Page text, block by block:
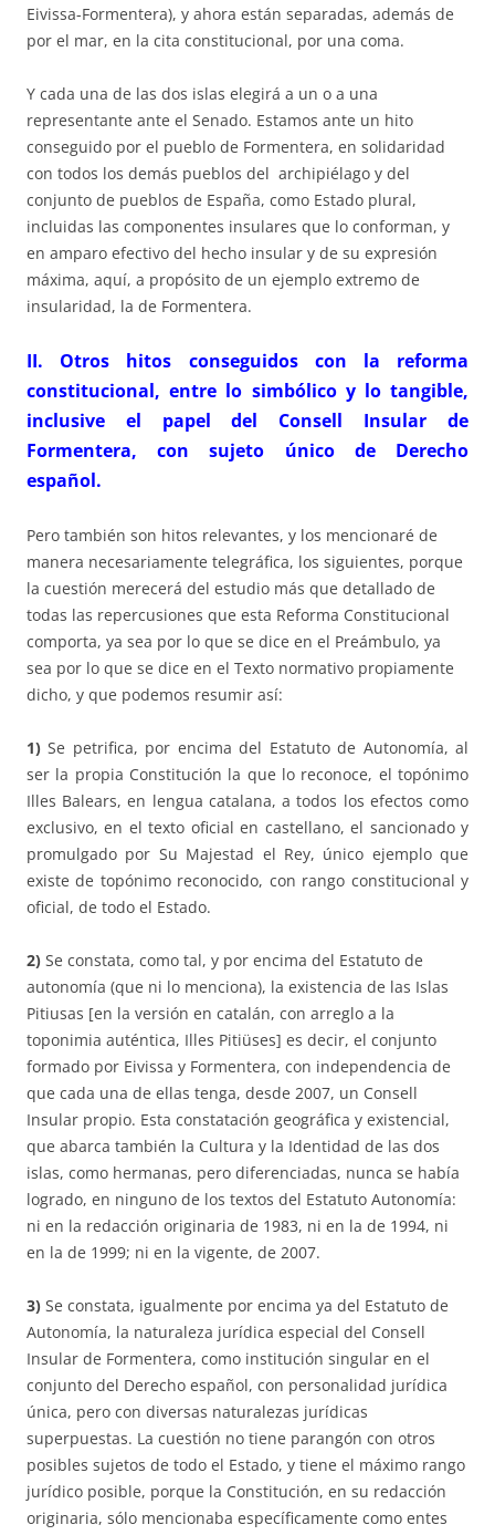
Eivissa-Formentera), y ahora están separadas, además de
por el mar, en la cita constitucional, por una coma.
Y cada una de las dos islas elegirá a un o a una
representante ante el Senado. Estamos ante un hito
conseguido por el pueblo de Formentera, en solidaridad
con todos los demás pueblos del archipiélago y del
conjunto de pueblos de España, como Estado plural,
incluidas las componentes insulares que lo conforman, y
en amparo efectivo del hecho insular y de su expresión
máxima, aquí, a propósito de un ejemplo extremo de
insularidad, la de Formentera.
II. Otros hitos conseguidos con la reforma
constitucional, entre lo simbólico y lo tangible,
inclusive el papel del Consell Insular de
Formentera, con sujeto único de Derecho
español.
Pero también son hitos relevantes, y los mencionaré de
manera necesariamente telegráfica, los siguientes, porque
la cuestión merecerá del estudio más que detallado de
todas las repercusiones que esta Reforma Constitucional
comporta, ya sea por lo que se dice en el Preámbulo, ya
sea por lo que se dice en el Texto normativo propiamente
dicho, y que podemos resumir así:
1) Se petrifica, por encima del Estatuto de Autonomía, al
ser la propia Constitución la que lo reconoce, el topónimo
Illes Balears, en lengua catalana, a todos los efectos como
exclusivo, en el texto oficial en castellano, el sancionado y
promulgado por Su Majestad el Rey, único ejemplo que
existe de topónimo reconocido, con rango constitucional y
oficial, de todo el Estado.
2) Se constata, como tal, y por encima del Estatuto de
autonomía (que ni lo menciona), la existencia de las Islas
Pitiusas [en la versión en catalán, con arreglo a la
toponimia auténtica, Illes Pitiüses] es decir, el conjunto
formado por Eivissa y Formentera, con independencia de
que cada una de ellas tenga, desde 2007, un Consell
Insular propio. Esta constatación geográfica y existencial,
que abarca también la Cultura y la Identidad de las dos
islas, como hermanas, pero diferenciadas, nunca se había
logrado, en ninguno de los textos del Estatuto Autonomía:
ni en la redacción originaria de 1983, ni en la de 1994, ni
en la de 1999; ni en la vigente, de 2007.
3) Se constata, igualmente por encima ya del Estatuto de
Autonomía, la naturaleza jurídica especial del Consell
Insular de Formentera, como institución singular en el
conjunto del Derecho español, con personalidad jurídica
única, pero con diversas naturalezas jurídicas
superpuestas. La cuestión no tiene parangón con otros
posibles sujetos de todo el Estado, y tiene el máximo rango
jurídico posible, porque la Constitución, en su redacción
originaria, sólo mencionaba específicamente como entes